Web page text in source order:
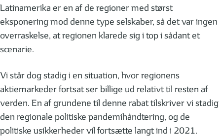
Latinamerika er en af de regioner med størst
eksponering mod denne type selskaber, så det var ingen
overraskelse, at regionen klarede sig i top i sådant et
scenarie.
Vi står dog stadig i en situation, hvor regionens
aktiemarkeder fortsat ser billige ud relativt til resten af
verden. En af grundene til denne rabat tilskriver vi stadig
den regionale politiske pandemihåndtering, og de
politiske usikkerheder vil fortsætte langt ind i 2021.